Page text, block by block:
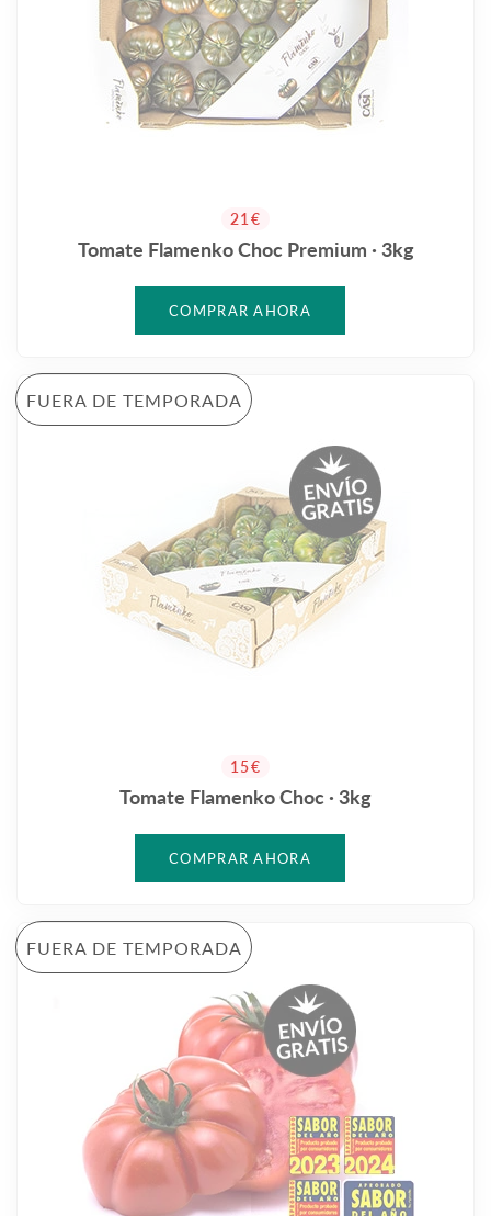
Tomate Flamenko Choc Premium · 3kg
PRECIO HABITUAL
21€
FUERA DE TEMPORADA
Tomate Flamenko Choc · 3kg
PRECIO HABITUAL
15€
FUERA DE TEMPORADA